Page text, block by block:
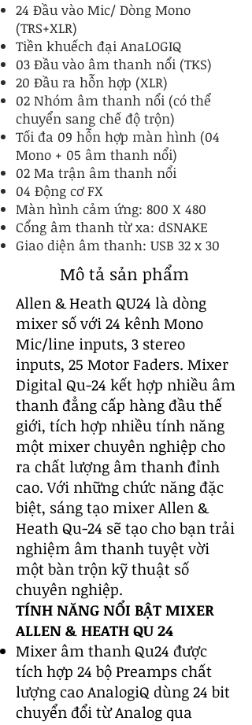
24 Đầu vào Mic/ Dòng Mono
(TRS+XLR)
Tiền khuếch đại AnaLOGIQ
03 Đầu vào âm thanh nổi (TKS)
20 Đầu ra hỗn hợp (XLR)
02 Nhóm âm thanh nổi (có thể
chuyển sang chế độ trộn)
Tối đa 09 hỗn hợp màn hình (04
Mono + 05 âm thanh nổi)
02 Ma trận âm thanh nổi
04 Động cơ FX
Màn hình cảm ứng: 800 X 480
Cổng âm thanh từ xa: dSNAKE
Giao diện âm thanh: USB 32 x 30
Mô tả sản phẩm
Allen & Heath QU24 là dòng
mixer số với 24 kênh Mono
Mic/line inputs, 3 stereo
inputs, 25 Motor Faders. Mixer
Digital Qu-24 kết hợp nhiều âm
thanh đẳng cấp hàng đầu thế
giới, tích hợp nhiều tính năng
một mixer chuyên nghiệp cho
ra chất lượng âm thanh đỉnh
cao. Với những chức năng đặc
biệt, sáng tạo mixer Allen &
Heath Qu-24 sẽ tạo cho bạn trải
nghiệm âm thanh tuyệt vời
một bàn trộn kỹ thuật số
chuyên nghiệp.
TÍNH NĂNG NỔI BẬT MIXER
ALLEN & HEATH QU 24
Mixer âm thanh Qu24 được
tích hợp 24 bộ Preamps chất
lượng cao AnalogiQ dùng 24 bit
chuyển đổi từ Analog qua